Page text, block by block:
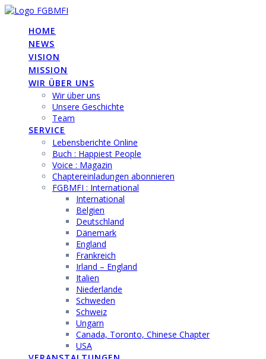
Skip
contentHOME
NEWS
VISION
MISSION
WIR ÜBER UNS
Wir über uns
Unsere Geschichte
Team
SERVICE
Lebensberichte Online
Buch : Happiest People
Voice : Magazin
Chaptereinladungen abonnieren
FGBMFI : International
International
Belgien
Deutschland
Dänemark
England
Frankreich
Irland – England
Italien
Niederlande
Schweden
Schweiz
Ungarn
Canada, Toronto, Chinese Chapter
USA